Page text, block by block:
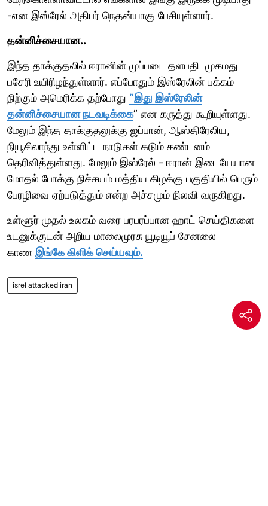
-என இஸ்ரேல் அதிபர் நெதன்யாகு பேசியுள்ளார்.
தன்னிச்சையான..
இந்த தாக்குதலில் ஈரானின் முப்படை தளபதி முகமது
பசேரி உயிரிழந்துள்ளார். எப்போதும் இஸ்ரேலின் பக்கம்
நிற்கும் அமெரிக்க தற்போது “இது இஸ்ரேலின்
தன்னிச்சையான நடவடிக்கை” என கருத்து கூறியுள்ளது.
மேலும் இந்த தாக்குதலுக்கு ஜப்பான், ஆஸ்திரேலிய,
நியூசிலாந்து உள்ளிட்ட நாடுகள் கடும் கண்டனம்
தெரிவித்துள்ளது. மேலும் இஸ்ரேல் - ஈரான் இடையேயான
மோதல் போக்கு நிச்சயம் மத்திய கிழக்கு பகுதியில் பெரும்
பேரழிவை ஏற்படுத்தும் என்ற அச்சமும் நிலவி வருகிறது.
உள்ளூர் முதல் உலகம் வரை பரபரப்பான ஹாட் செய்திகளை
உடனுக்குடன் அறிய மாலைமுரசு யூடியூப் சேனலை
காண இங்கே கிளிக் செய்யவும்.
isrel attacked iran